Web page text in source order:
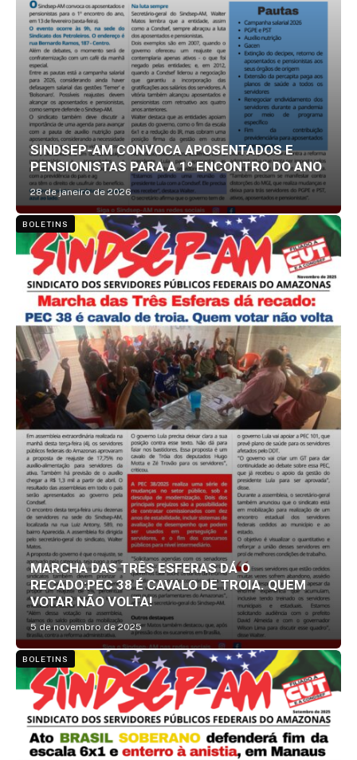
SINDSEP-AM CONVOCA APOSENTADOS E
PENSIONISTAS PARA A 1º ENCONTRO DO ANO
28 de janeiro de 2026
BOLETINS
MARCHA DAS TRÊS ESFERAS DÁ O
RECADO:PEC 38 É CAVALO DE TROIA. QUEM
VOTAR NÃO VOLTA!
5 de novembro de 2025
BOLETINS